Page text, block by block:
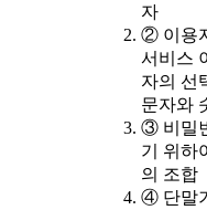
자
② 이용
서비스
자의 선
문자와
③ 비밀
기 위하
의 조합
④ 단말